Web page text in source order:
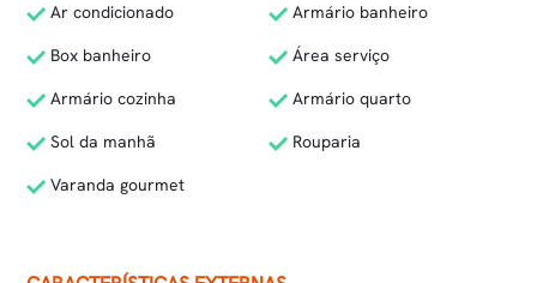
Ar condicionado
Armário banheiro
Box banheiro
Área serviço
Armário cozinha
Armário quarto
Sol da manhã
Rouparia
Varanda gourmet